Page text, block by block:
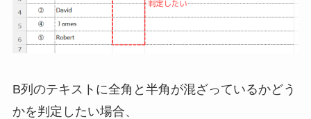
B列のテキストに全角と半角が混ざっているかどう
かを判定したい場合、